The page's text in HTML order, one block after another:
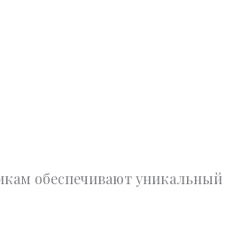
обеспечивают уникальный